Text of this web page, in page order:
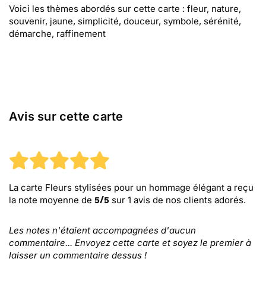
Voici les thèmes abordés sur cette carte : fleur, nature,
souvenir, jaune, simplicité, douceur, symbole, sérénité,
démarche, raffinement
Avis sur cette carte
La carte Fleurs stylisées pour un hommage élégant a reçu
la note moyenne de 5/5 sur 1 avis de nos clients adorés.
Les notes n'étaient accompagnées d'aucun
commentaire... Envoyez cette carte et soyez le premier à
laisser un commentaire dessus !